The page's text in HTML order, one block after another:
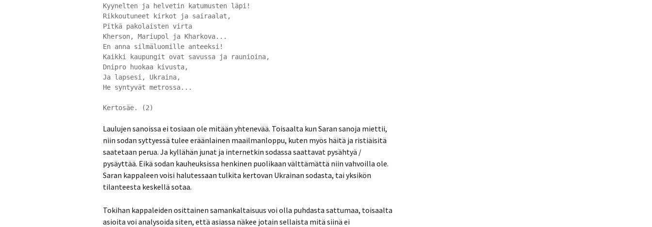
Kyynelten ja helvetin katumusten läpi!
Rikkoutuneet kirkot ja sairaalat,
Pitkä pakolaisten virta
Kherson, Mariupol ja Kharkova...
En anna silmäluomille anteeksi!
Kaikki kaupungit ovat savussa ja raunioina,
Dnipro huokaa kivusta,
Ja lapsesi, Ukraina,
He syntyvät metrossa...
Kertosäe. (2)
Laulujen sanoissa ei tosiaan ole mitään yhtenevää. Toisaalta kun Saran sanoja miettii,
niin sodan syttyessä tulee eräänlainen maailmanloppu, kuten myös häitä ja ristiäisitä
saatetaan perua. Ja kyllähän junat ja internetkin sodassa saattavat pysähtyä /
pysäyttää. Eikä sodan kauheuksissa henkinen puolikaan välttämättä niin vahvoilla ole.
Saran kappaleen voisi halutessaan tulkita kertovan Ukrainan sodasta, tai yksikön
tilanteesta keskellä sotaa.
Tokihan kappaleiden osittainen samankaltaisuus voi olla puhdasta sattumaa, toisaalta
asioita voi analysoida siten, että asiassa näkee jotain sellaista mitä siinä ei